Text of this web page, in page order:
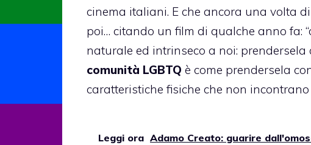
cinema italiani. E che ancora una volta
poi… citando un film di qualche anno fa:
naturale ed intrinseco a noi: prendersela
comunità LGBTQ è come prendersela
caratteristiche fisiche che non
Leggi ora Adamo Creato: guarire